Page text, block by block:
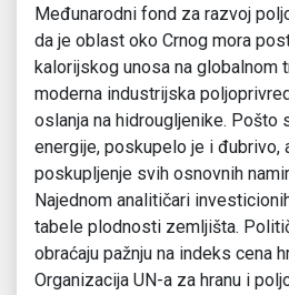
Međunarodni fond za razvoj
da je oblast oko Crnog mora
kalorijskog unosa na globalnom
moderna industrijska
oslanja na hidrougljenike. Pošto
energije, poskupelo je i đubrivo,
poskupljenje svih osnovnih
Najednom analitičari
tabele plodnosti zemljišta.
obraćaju pažnju na indeks cena
Organizacija UN-a za hranu i